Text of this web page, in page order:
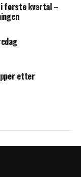
i første kvartal –
etter